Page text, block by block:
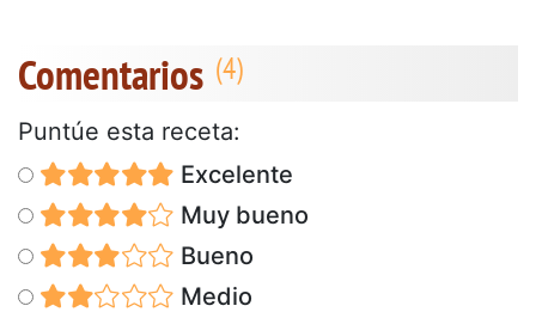
Comentarios
Puntúe esta receta:
Excelente
Muy bueno
Bueno
Medio